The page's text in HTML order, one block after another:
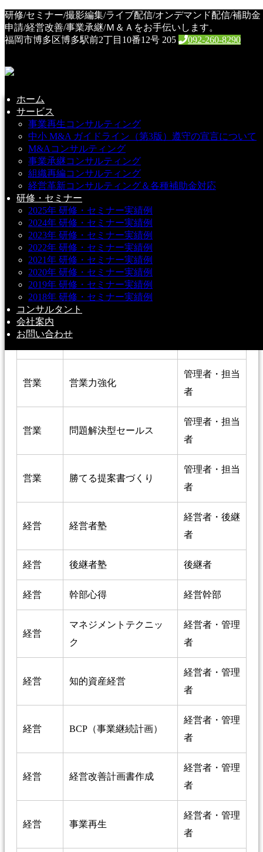
研修/セミナー/撮影編集/ライブ配信/オンデマンド配信/補助金
申請/経営改善/事業承継/Ｍ＆Ａをお手伝いします。
福岡市博多区博多駅前2丁目10番12号 205
092-260-8290
ホーム
サービス
事業再生コンサルティング
中小 M&A ガイドライン（第3版）遵守の宣言について
M&Aコンサルティング
事業承継コンサルティング
組織再編コンサルティング
経営革新コンサルティング＆各種補助金対応
研修・セミナー
2025年 研修・セミナー実績例
2024年 研修・セミナー実績例
2023年 研修・セミナー実績例
2022年 研修・セミナー実績例
2021年 研修・セミナー実績例
2020年 研修・セミナー実績例
2019年 研修・セミナー実績例
2018年 研修・セミナー実績例
コンサルタント
会社案内
お問い合わせ
HOME
研修・セミナー
研修・セミナー
研修メニュー例
[su_spacer size="20"]
分野
営業 営業戦略・営業管理
営業
強い営業チームをつく
るコーチング
営業 新規開拓
営業 営業力強化
管理者・担当
者
営業 問題解決型セールス
管理者・担当
者
営業 勝てる提案書づくり
管理者・担当
者
経営 経営者塾
経営者・後継
者
経営 後継者塾 後継者
経営 幹部心得 経営幹部
経営
マネジメントテクニッ
ク
経営者・管理
者
経営 知的資産経営
経営者・管理
者
経営 BCP（事業継続計画）
経営者・管理
者
経営 経営改善計画書作成
経営者・管理
者
経営 事業再生
経営者・管理
者